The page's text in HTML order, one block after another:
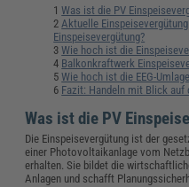
Was ist die PV
Aktuelle
Einspeisevergütung?
Wie hoch ist die
Balkonkraftwerk
Wie hoch ist die EEG-
Fazit: Handeln mit Blick auf
Was ist die PV
Die Einspeisevergütung ist der
einer Photovoltaikanlage vom
erhalten. Sie bildet die
Anlagen und schafft